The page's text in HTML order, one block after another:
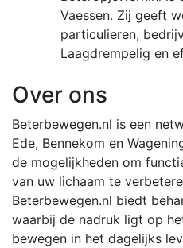
Vaessen. Zij geeft
particulieren,
Laagdrempelig en
Over ons
Beterbewegen.nl is een
Ede, Bennekom en
de mogelijkheden om
van uw lichaam te
Beterbewegen.nl biedt
waarbij de nadruk ligt op
bewegen in het dagelijks